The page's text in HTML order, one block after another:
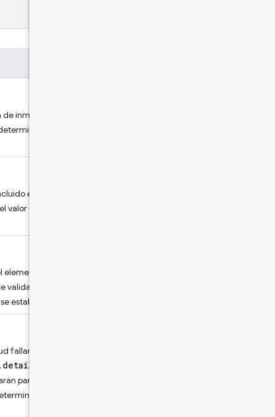
inmediato cuando se aprueba
es
el porcentaje de
valor actual guardado en el
La API validará si el
si el elemento
establece.
fallará si hay advertencias
para la validación, pero se
es